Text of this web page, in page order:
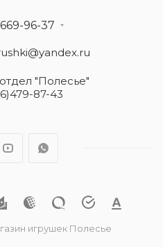
96-37
"Полесье"
87-43
игрушек Полесье